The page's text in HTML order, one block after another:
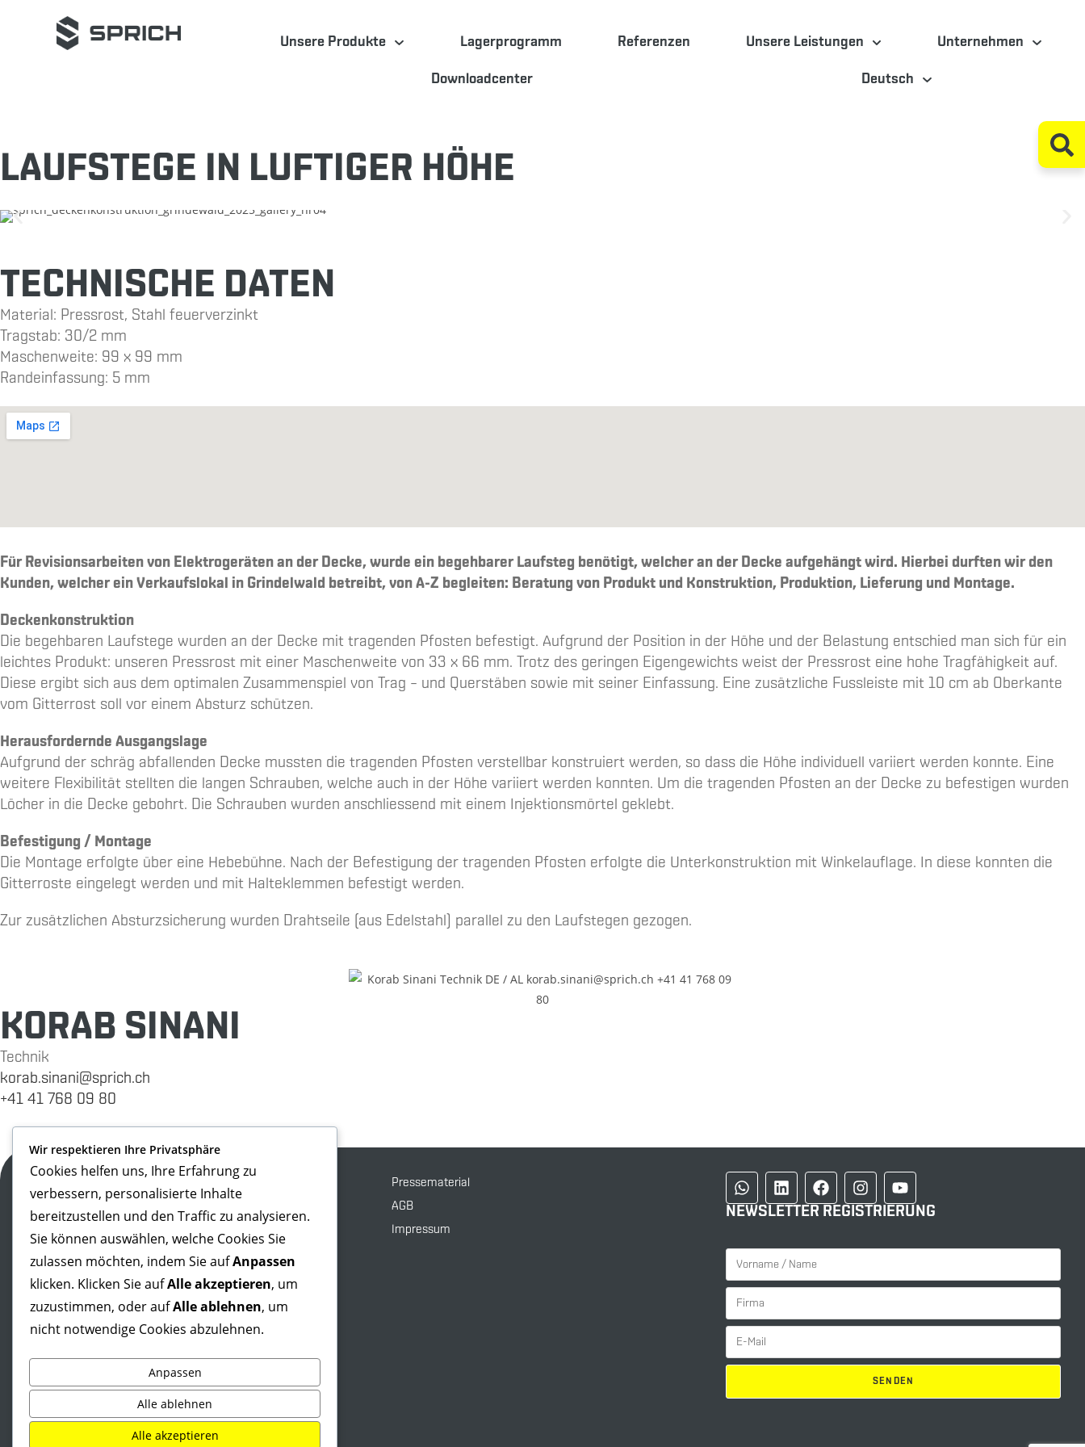
Unsere Produkte Lagerprogramm Referenzen Unsere Leistungen Unternehmen
Downloadcenter Deutsch
LAUFSTEGE IN LUFTIGER HÖHE
TECHNISCHE DATEN
Material: Pressrost, Stahl feuerverzinkt
Tragstab: 30/2 mm
Maschenweite: 99 x 99 mm
Randeinfassung: 5 mm
Für Revisionsarbeiten von Elektrogeräten an der Decke, wurde ein begehbarer Laufsteg benötigt, welcher an der Decke aufgehängt wird. Hierbei durften wir den
Kunden, welcher ein Verkaufslokal in Grindelwald betreibt, von A-Z begleiten: Beratung von Produkt und Konstruktion, Produktion, Lieferung und Montage.
Deckenkonstruktion
Die begehbaren Laufstege wurden an der Decke mit tragenden Pfosten befestigt. Aufgrund der Position in der Höhe und der Belastung entschied man sich für ein
leichtes Produkt: unseren Pressrost mit einer Maschenweite von 33 x 66 mm. Trotz des geringen Eigengewichts weist der Pressrost eine hohe Tragfähigkeit auf.
Diese ergibt sich aus dem optimalen Zusammenspiel von Trag – und Querstäben sowie mit seiner Einfassung. Eine zusätzliche Fussleiste mit 10 cm ab Oberkante
vom Gitterrost soll vor einem Absturz schützen.
Herausfordernde Ausgangslage
Aufgrund der schräg abfallenden Decke mussten die tragenden Pfosten verstellbar konstruiert werden, so dass die Höhe individuell variiert werden konnte. Eine
weitere Flexibilität stellten die langen Schrauben, welche auch in der Höhe variiert werden konnten. Um die tragenden Pfosten an der Decke zu befestigen wurden
Löcher in die Decke gebohrt. Die Schrauben wurden anschliessend mit einem Injektionsmörtel geklebt.
Befestigung / Montage
Die Montage erfolgte über eine Hebebühne. Nach der Befestigung der tragenden Pfosten erfolgte die Unterkonstruktion mit Winkelauflage. In diese konnten die
Gitterroste eingelegt werden und mit Halteklemmen befestigt werden.
Zur zusätzlichen Absturzsicherung wurden Drahtseile (aus Edelstahl) parallel zu den Laufstegen gezogen.
KORAB SINANI
Technik
korab.sinani@sprich.ch
+41 41 768 09 80
Sihlbruggstrasse 105a
CH-6340 Baar
Tel: +41 41 768 10 90
Pressematerial
AGB
Impressum
NEWSLETTER REGISTRIERUNG
Wir respektieren Ihre Privatsphäre
Cookies helfen uns, Ihre Erfahrung zu
verbessern, personalisierte Inhalte
bereitzustellen und den Traffic zu analysieren.
Sie können auswählen, welche Cookies Sie
zulassen möchten, indem Sie aufAnpassen
klicken. Klicken Sie aufAlle akzeptieren, um
zuzustimmen, oder aufAlle ablehnen, um
nicht notwendige Cookies abzulehnen.
Anpassen
Alle ablehnen
Alle akzeptieren